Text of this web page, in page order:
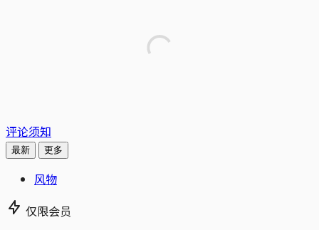
评论须知
最新 更多
风物
仅限会员